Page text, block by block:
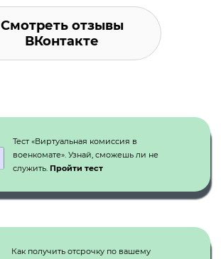
Смотреть отзывы
ВКонтакте
Тест «Виртуальная комиссия в
военкомате». Узнай, сможешь ли не
служить. Пройти тест
Как получить отсрочку по вашему